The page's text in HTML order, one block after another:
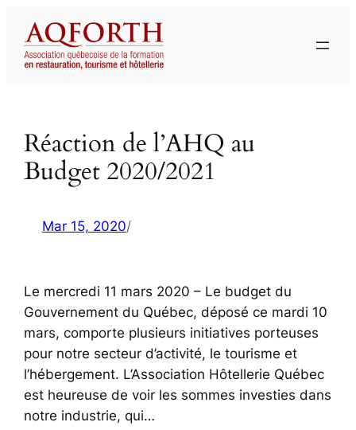
contenu
Réaction de l’AHQ au
Budget 2020/2021
Mar 15, 2020/
Le mercredi 11 mars 2020 – Le budget du
Gouvernement du Québec, déposé ce mardi 10
mars, comporte plusieurs initiatives porteuses
pour notre secteur d’activité, le tourisme et
l’hébergement. L’Association Hôtellerie Québec
est heureuse de voir les sommes investies dans
notre industrie, qui…